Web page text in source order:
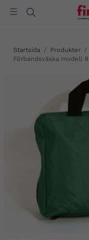
Startsida / Produkter /
Förbandsväska modell